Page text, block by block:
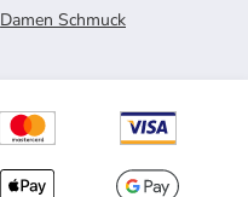
Damen Schmuck